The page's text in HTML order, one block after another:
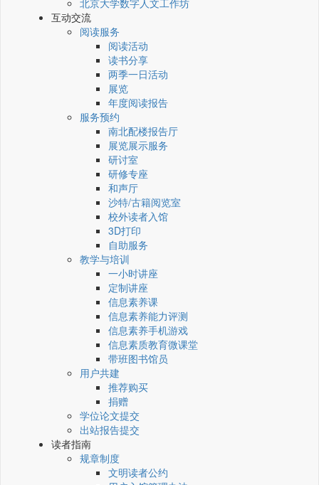
北京大学数字人文工作坊
互动交流
阅读服务
阅读活动
读书分享
两季一日活动
展览
年度阅读报告
服务预约
南北配楼报告厅
展览展示服务
研讨室
研修专座
和声厅
沙特/古籍阅览室
校外读者入馆
3D打印
自助服务
教学与培训
一小时讲座
定制讲座
信息素养课
信息素养能力评测
信息素养手机游戏
信息素质教育微课堂
带班图书馆员
用户共建
推荐购买
捐赠
学位论文提交
出站报告提交
读者指南
规章制度
文明读者公约